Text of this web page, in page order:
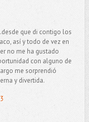
que di contigo los
así y todo de vez en
no me ha gustado
con alguno de
me sorprendió
y divertida.